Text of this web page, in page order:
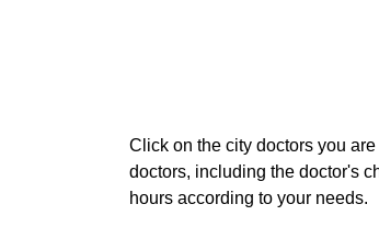
Click on the city doctors you
doctors, including the doctor's
hours according to your needs.